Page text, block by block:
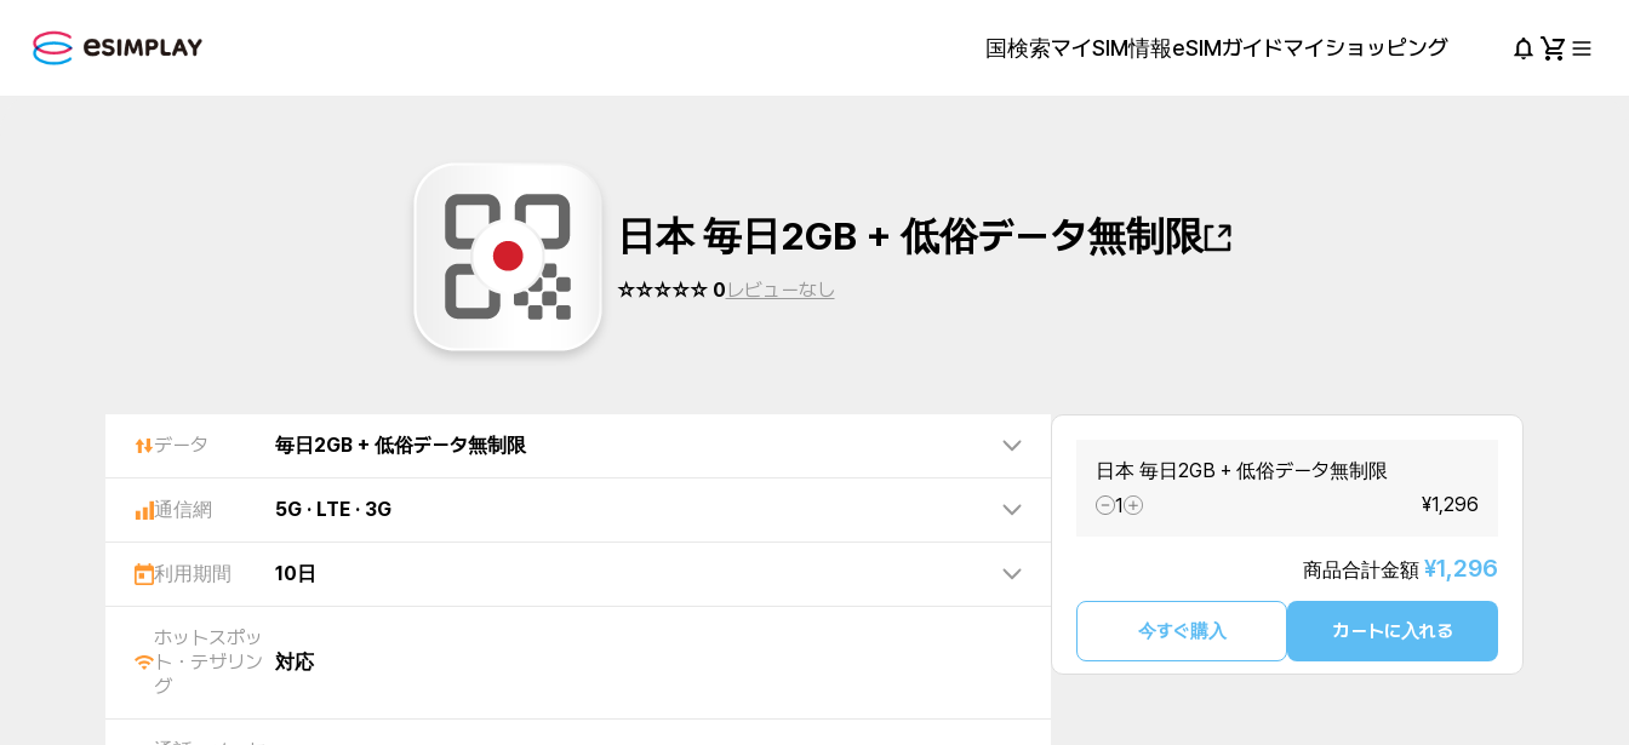
国検索マイSIM情報eSIMガイドマイショッピング
日本 毎日2GB + 低俗データ無制限
☆☆☆☆☆ 0 レビューなし
データ 毎日2GB + 低俗データ無制限
通信網 5G · LTE · 3G
利用期間 10日
ホットスポッ
ト・テザリン
グ
対応
日本 毎日2GB + 低俗データ無制限
1
¥1,296
商品合計金額 ¥1,296
今すぐ購入 カートに入れる